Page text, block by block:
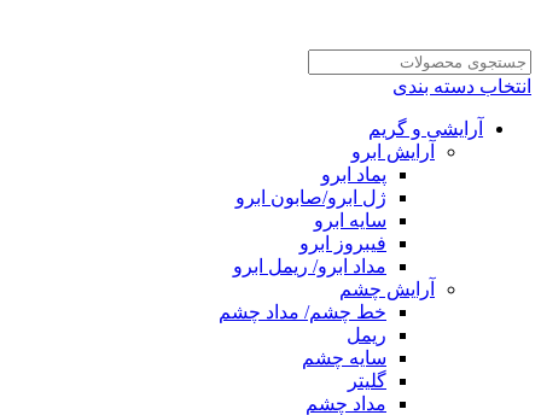
انتخاب دسته بندی
آرایشی و گریم
آرایش ابرو
پماد ابرو
ژل ابرو/صابون ابرو
سایه ابرو
فیبروز ابرو
مداد ابرو/ ریمل ابرو
آرایش چشم
خط چشم/ مداد چشم
ریمل
سایه چشم
گلیتر
مداد چشم